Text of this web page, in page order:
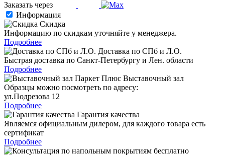
Заказать через
Информация
Скидка
Информацию по скидкам уточняйте у менеджера.
Подробнее
Доставка по СПб и Л.О.
Быстрая доставка по Санкт-Петербургу и Лен. области
Подробнее
Выставочный зал
Образцы можно посмотреть по адресу:
ул.Подрезова 12
Подробнее
Гарантия качества
Являемся официальным дилером, для каждого товара есть
сертификат
Подробнее